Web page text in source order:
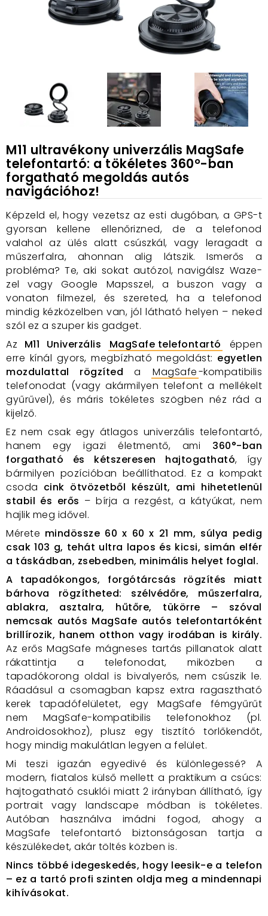
M11 ultravékony univerzális MagSafe
telefontartó: a tökéletes 360°-ban
forgatható megoldás autós
navigációhoz!
Képzeld el, hogy vezetsz az esti dugóban, a GPS-t
gyorsan kellene ellenőrizned, de a telefonod
valahol az ülés alatt csúszkál, vagy leragadt a
műszerfalra, ahonnan alig látszik. Ismerős a
probléma? Te, aki sokat autózol, navigálsz Waze-
zel vagy Google Mapsszel, a buszon vagy a
vonaton filmezel, és szereted, ha a telefonod
mindig kézközelben van, jól látható helyen – neked
szól ez a szuper kis gadget.
Az M11 Univerzális MagSafe telefontartó
éppen
erre kínál gyors, megbízható megoldást: egyetlen
mozdulattal rögzíted a MagSafe-kompatibilis
telefonodat (vagy akármilyen telefont a mellékelt
gyűrűvel), és máris tökéletes szögben néz rád a
kijelző.
Ez nem csak egy átlagos univerzális telefontartó,
hanem egy igazi életmentő, ami 360°-ban
forgatható és kétszeresen hajtogatható, így
bármilyen pozícióban beállíthatod. Ez a kompakt
csoda cink ötvözetből készült, ami hihetetlenül
stabil és erős – bírja a rezgést, a kátyúkat, nem
hajlik meg idővel.
Mérete mindössze 60 x 60 x 21 mm, súlya pedig
csak 103 g, tehát ultra lapos és kicsi, simán elfér
a táskádban, zsebedben, minimális helyet foglal.
A tapadókongos, forgótárcsás rögzítés miatt
bárhova rögzítheted: szélvédőre, műszerfalra,
ablakra, asztalra, hűtőre, tükörre – szóval
nemcsak autós MagSafe autós telefontartóként
brillírozik, hanem otthon vagy irodában is király.
Az erős MagSafe mágneses tartás pillanatok alatt
rákattintja a telefonodat, miközben a
tapadókorong oldal is bivalyerős, nem csúszik le.
Ráadásul a csomagban kapsz extra ragasztható
kerek tapadófelületet, egy MagSafe fémgyűrűt
nem MagSafe-kompatibilis telefonokhoz (pl.
Androidosokhoz), plusz egy tisztító törlőkendőt,
hogy mindig makulátlan legyen a felület.
Mi teszi igazán egyedivé és különlegessé? A
modern, fiatalos külső mellett a praktikum a csúcs:
hajtogatható csuklói miatt 2 irányban állítható, így
portrait vagy landscape módban is tökéletes.
Autóban használva imádni fogod, ahogy a
MagSafe telefontartó biztonságosan tartja a
készülékedet, akár töltés közben is.
Nincs többé idegeskedés, hogy leesik-e a telefon
– ez a tartó profi szinten oldja meg a mindennapi
kihívásokat.